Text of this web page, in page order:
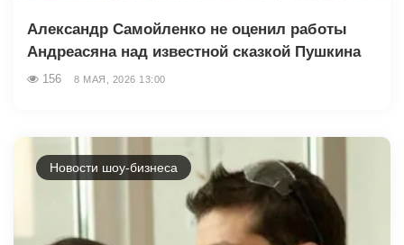
Александр Самойленко не оценил работы
Андреасяна над известной сказкой Пушкина
156 8 МАЯ, 2026 13:00
Новости шоу-бизнеса